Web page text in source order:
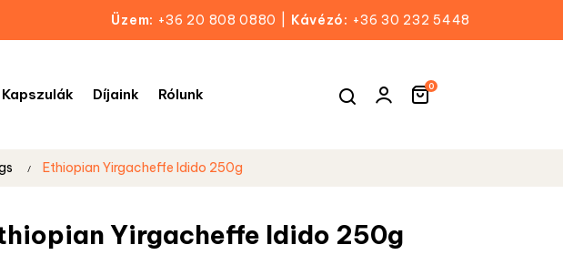
Kávézó: +36 30 232 5448
Üzem: +36 20 808 0880
Kapszulák Díjaink Rólunk 0
Ethiopian Yirgacheffe Idido 250g
Yirgacheffe Idido 250g